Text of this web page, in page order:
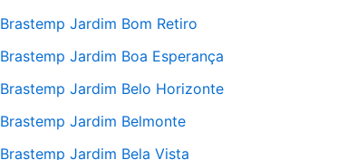
Brastemp Jardim Bom Retiro
Brastemp Jardim Boa Esperança
Brastemp Jardim Belo Horizonte
Brastemp Jardim Belmonte
Brastemp Jardim Bela Vista